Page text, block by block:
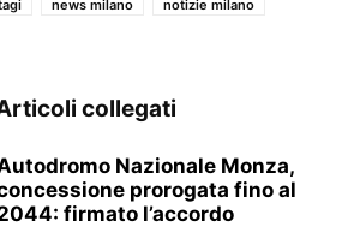
news milano
notizie milano
collegati
Nazionale Monza,
prorogata fino al
firmato l’accordo